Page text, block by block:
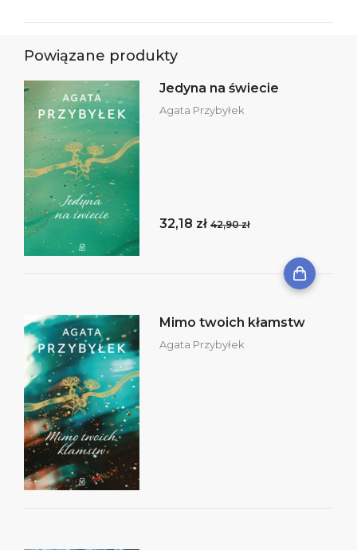
Powiązane produkty
Jedyna na świecie
Agata Przybyłek
32,18 zł 42,90 zł
Mimo twoich kłamstw
Agata Przybyłek